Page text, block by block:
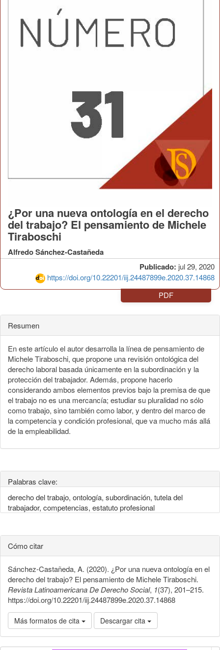
Publicado: jul 29, 2020
https://doi.org/10.22201/iij.24487899e.2020.37.14868
¿Por una nueva ontología en el derecho
del trabajo? El pensamiento de Michele
Tiraboschi
Alfredo Sánchez-Castañeda
PDF
Resumen
En este artículo el autor desarrolla la línea de pensamiento de
Michele Tiraboschi, que propone una revisión ontológica del
derecho laboral basada únicamente en la subordinación y la
protección del trabajador. Además, propone hacerlo
considerando ambos elementos previos bajo la premisa de que
el trabajo no es una mercancía; estudiar su pluralidad no sólo
como trabajo, sino también como labor, y dentro del marco de
la competencia y condición profesional, que va mucho más allá
de la empleabilidad.
Palabras clave:
derecho del trabajo, ontología, subordinación, tutela del
trabajador, competencias, estatuto profesional
Cómo citar
Sánchez-Castañeda, A. (2020). ¿Por una nueva ontología en el
derecho del trabajo? El pensamiento de Michele Tiraboschi.
Revista Latinoamericana De Derecho Social, 1(37), 201–215.
https://doi.org/10.22201/iij.24487899e.2020.37.14868
Más formatos de cita Descargar cita